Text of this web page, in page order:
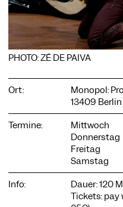
PHOTO: ZÉ DE PAIVA
Ort:
Monopol:
13409 Berlin
Termine:
Mittwoch
Donnerstag
Freitag
Samstag
Info:
Dauer: 120
Tickets: pay
COOKIE-
Wir verwenden Cookies und
unserer Website. Notwendige
Sie die Website nutzen
die Website
Datenschutzerklärung für
können Sie auswählen,
Externe Medien
Statistiken
Nur notwendige Alle